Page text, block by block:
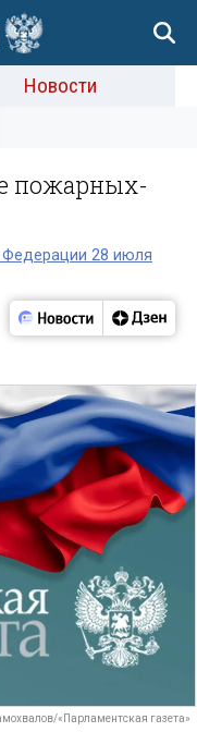
Новости
пожарных-
Федерации 28 июля
«Парламентская газета»